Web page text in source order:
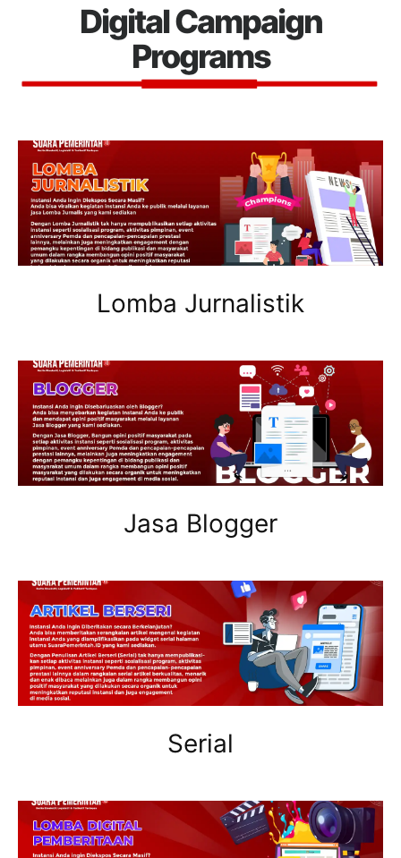
Digital Campaign
Programs
Lomba Jurnalistik
Jasa Blogger
Serial